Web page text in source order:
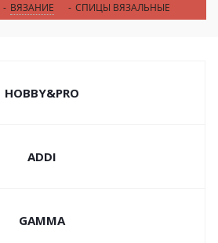
- ВЯЗАНИЕ - СПИЦЫ ВЯЗАЛЬНЫЕ
HOBBY&PRO
ADDI
GAMMA